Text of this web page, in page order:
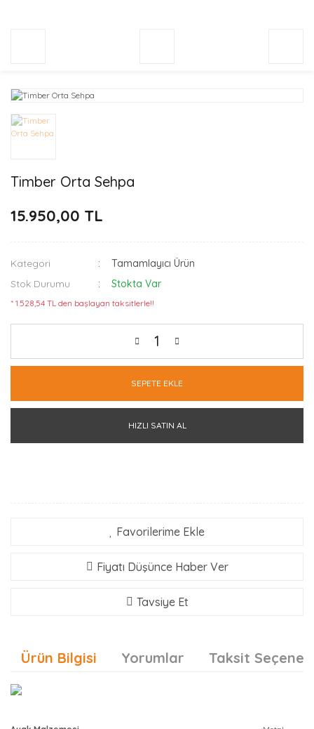
Timber Orta Sehpa
15.950,00 TL
Kategori
Tamamlayıcı Ürün
Stok Durumu
Stokta Var
* 1.528,54 TL den başlayan taksitlerle!!
SEPETE EKLE
HIZLI SATIN AL
Favorilerime Ekle
Fiyatı Düşünce Haber Ver
Tavsiye Et
Ürün Bilgisi Yorumlar Taksit